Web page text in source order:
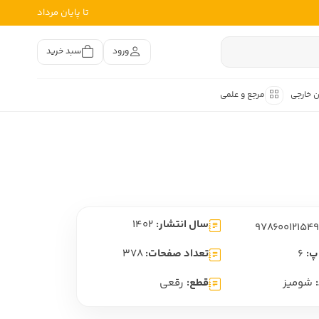
تا پایان مرداد
ورود سبد خرید
خارجی مرجع و علمی
فارسی
متون کهن
سال انتشار: 1402
6 تعداد صفحات: 378
شومیز قطع: رقعی